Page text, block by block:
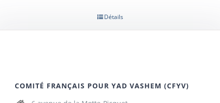
Détails
COMITÉ FRANÇAIS POUR YAD VASHEM (CFYV)